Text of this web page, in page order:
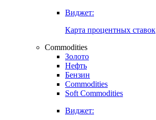
Виджет:
Карта процентных ставок
Commodities
Золото
Нефть
Бензин
Commodities
Soft Commodities
Виджет: